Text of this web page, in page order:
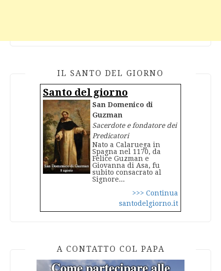
IL SANTO DEL GIORNO
Santo del giorno
San Domenico di
Guzman
Sacerdote e fondatore dei
Predicatori
Nato a Calaruega in
Spagna nel 1170, da
Felice Guzman e
Giovanna di Asa, fu
subito consacrato al
Signore...
>>> Continua
santodelgiorno.it
A CONTATTO COL PAPA